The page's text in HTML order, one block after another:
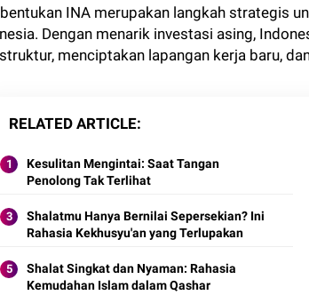
INA merupakan langkah strategis
Dengan menarik investasi asing,
menciptakan lapangan kerja baru,
RELATED ARTICLE
Kesulitan Mengintai: Saat Tangan
Penolong Tak Terlihat
Shalatmu Hanya Bernilai Sepersekian? Ini
Rahasia Kekhusyu'an yang Terlupakan
Shalat Singkat dan Nyaman: Rahasia
Kemudahan Islam dalam Qashar